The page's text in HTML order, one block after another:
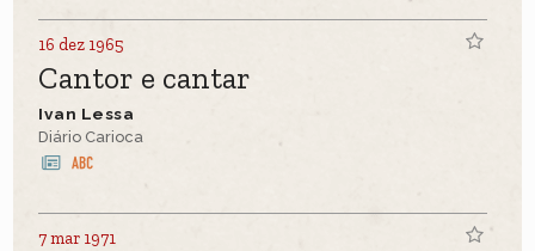
16 dez 1965
Cantor e cantar
Ivan Lessa
Diário Carioca
7 mar 1971